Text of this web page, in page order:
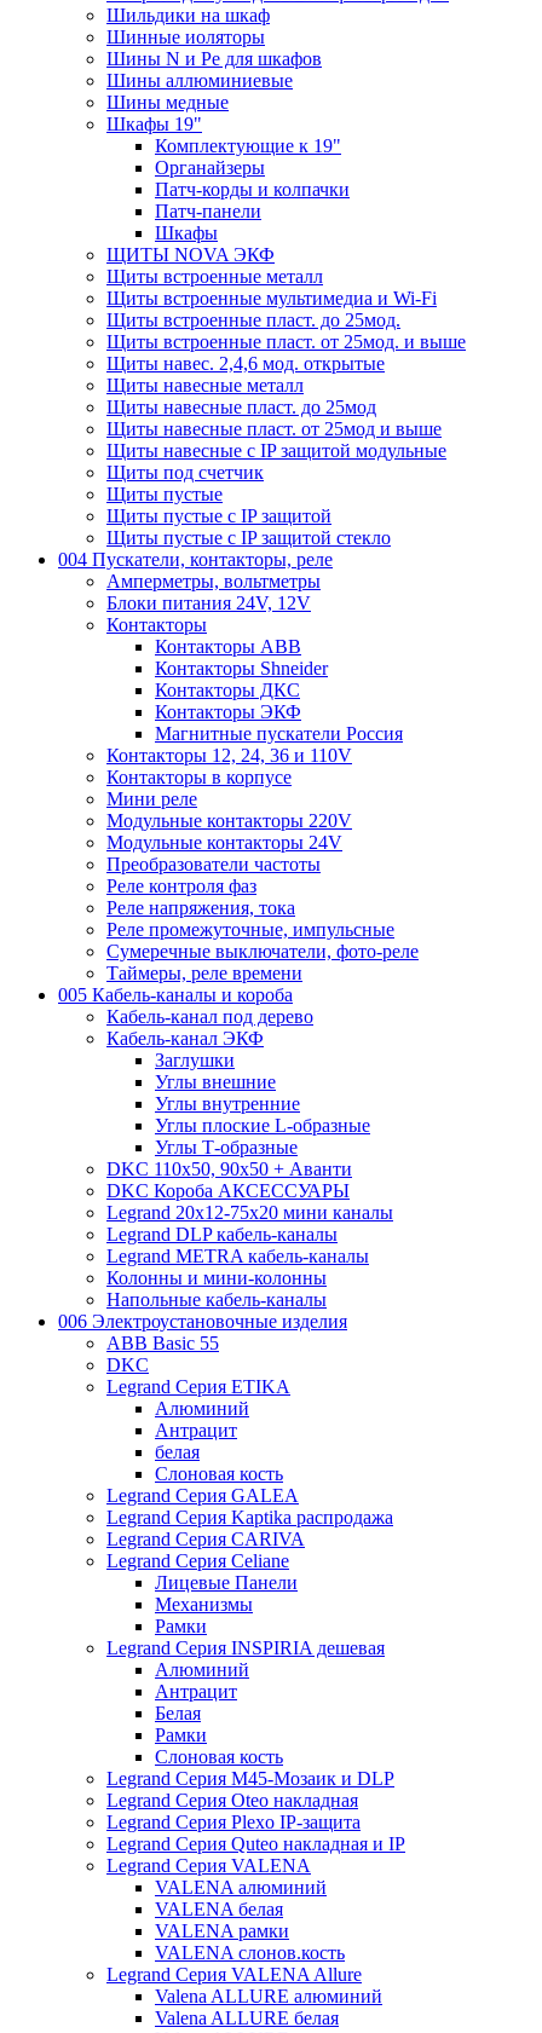
Шильдики на шкаф
Шинные иоляторы
Шины N и Pe для шкафов
Шины аллюминиевые
Шины медные
Шкафы 19"
Комплектующие к 19"
Органайзеры
Патч-корды и колпачки
Патч-панели
Шкафы
ЩИТЫ NOVA ЭКФ
Щиты встроенные металл
Щиты встроенные мультимедиа и Wi-Fi
Щиты встроенные пласт. до 25мод.
Щиты встроенные пласт. от 25мод. и выше
Щиты навес. 2,4,6 мод. открытые
Щиты навесные металл
Щиты навесные пласт. до 25мод
Щиты навесные пласт. от 25мод и выше
Щиты навесные с IP защитой модульные
Щиты под счетчик
Щиты пустые
Щиты пустые с IP защитой
Щиты пустые с IP защитой стекло
004 Пускатели, контакторы, реле
Амперметры, вольтметры
Блоки питания 24V, 12V
Контакторы
Контакторы ABB
Контакторы Shneider
Контакторы ДКС
Контакторы ЭКФ
Магнитные пускатели Россия
Контакторы 12, 24, 36 и 110V
Контакторы в корпусе
Мини реле
Модульные контакторы 220V
Модульные контакторы 24V
Преобразователи частоты
Реле контроля фаз
Реле напряжения, тока
Реле промежуточные, импульсные
Сумеречные выключатели, фото-реле
Таймеры, реле времени
005 Кабель-каналы и короба
Кабель-канал под дерево
Кабель-канал ЭКФ
Заглушки
Углы внешние
Углы внутренние
Углы плоские L-образные
Углы Т-образные
DKC 110х50, 90х50 + Аванти
DKC Короба АКСЕССУАРЫ
Legrand 20х12-75х20 мини каналы
Legrand DLP кабель-каналы
Legrand METRA кабель-каналы
Колонны и мини-колонны
Напольные кабель-каналы
006 Электроустановочные изделия
ABB Basic 55
DKC
Legrand Серия ETIKA
Алюминий
Антрацит
белая
Слоновая кость
Legrand Серия GALEA
Legrand Серия Kaptika распродажа
Legrand Серия CARIVA
Legrand Серия Celiane
Лицевые Панели
Механизмы
Рамки
Legrand Серия INSPIRIA дешевая
Алюминий
Антрацит
Белая
Рамки
Слоновая кость
Legrand Серия M45-Мозаик и DLP
Legrand Серия Oteo накладная
Legrand Серия Plexo IP-защита
Legrand Серия Quteo накладная и IP
Legrand Серия VALENA
VALENA алюминий
VALENA белая
VALENA рамки
VALENA слонов.кость
Legrand Серия VALENA Allure
Valena ALLURE алюминий
Valena ALLURE белая